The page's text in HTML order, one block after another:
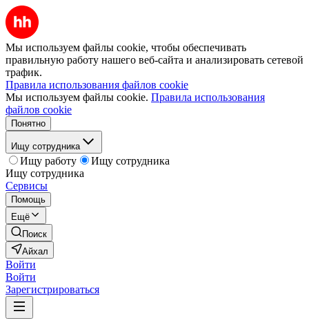
Мы используем файлы cookie, чтобы обеспечивать
правильную работу нашего веб-сайта и анализировать сетевой
трафик.
Правила использования файлов cookie
Мы используем файлы cookie. Правила использования
файлов cookie
Понятно
Ищу сотрудника
Ищу работу
Ищу сотрудника
Ищу сотрудника
Сервисы
Помощь
Ещё
Поиск
Айхал
Войти
Войти
Зарегистрироваться